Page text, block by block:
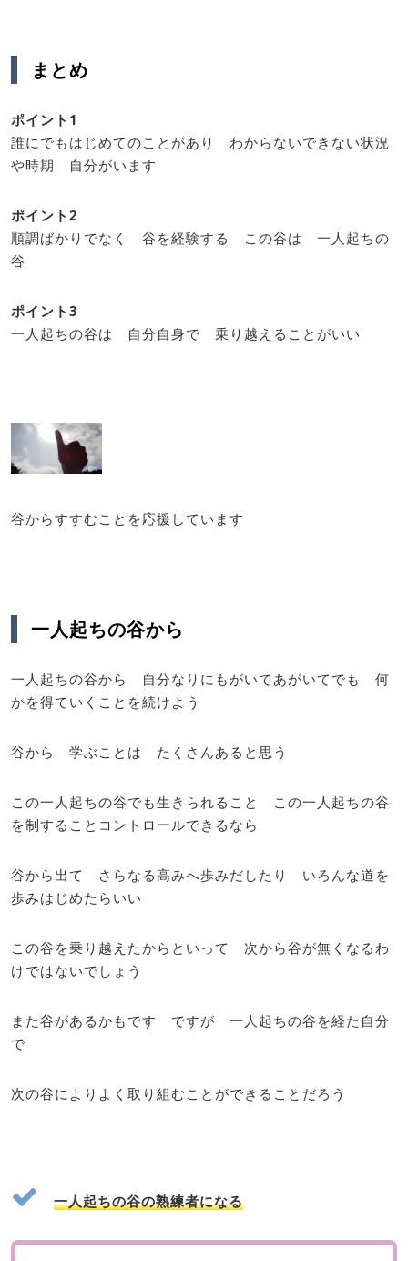
まとめ
ポイント1
誰にでもはじめてのことがあり わからないできない状況
や時期 自分がいます
ポイント2
順調ばかりでなく 谷を経験する この谷は 一人起ちの
谷
ポイント3
一人起ちの谷は 自分自身で 乗り越えることがいい
谷からすすむことを応援しています
一人起ちの谷から
一人起ちの谷から 自分なりにもがいてあがいてでも 何
かを得ていくことを続けよう
谷から 学ぶことは たくさんあると思う
この一人起ちの谷でも生きられること この一人起ちの谷
を制することコントロールできるなら
谷から出て さらなる高みへ歩みだしたり いろんな道を
歩みはじめたらいい
この谷を乗り越えたからといって 次から谷が無くなるわ
けではないでしょう
また谷があるかもです ですが 一人起ちの谷を経た自分
で
次の谷によりよく取り組むことができることだろう
一人起ちの谷の熟練者になる